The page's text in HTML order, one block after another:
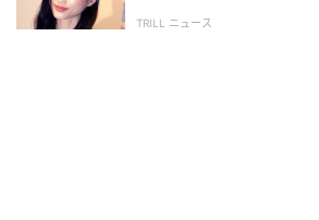
TRILL ニュース